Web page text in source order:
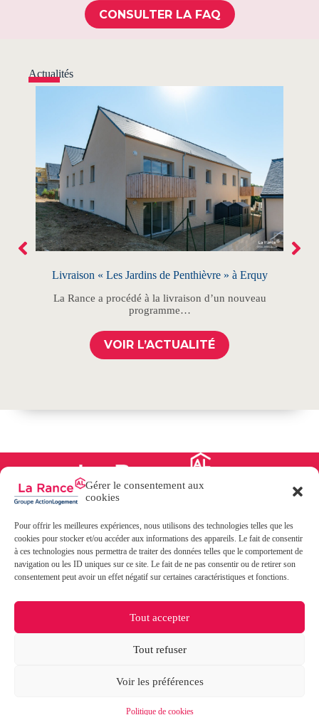
Gérer le consentement aux
cookies
Pour offrir les meilleures expériences, nous utilisons des technologies telles que les
cookies pour stocker et/ou accéder aux informations des appareils. Le fait de consentir
à ces technologies nous permettra de traiter des données telles que le comportement de
navigation ou les ID uniques sur ce site. Le fait de ne pas consentir ou de retirer son
consentement peut avoir un effet négatif sur certaines caractéristiques et fonctions.
Tout accepter
Tout refuser
Voir les préférences
Politique de cookies
CONSULTER LA FAQ
Actualités
Livraison « Les Jardins de Penthièvre » à Erquy
La Rance a procédé à la livraison d’un nouveau
programme…
VOIR L’ACTUALITÉ
31, boulevard des Talards
35400 SAINT-MALO
02 99 40 02 20
Paiement en ligne
FAQ
Documentation
Mentions légales
Conditions générales
Groupe Action Logement